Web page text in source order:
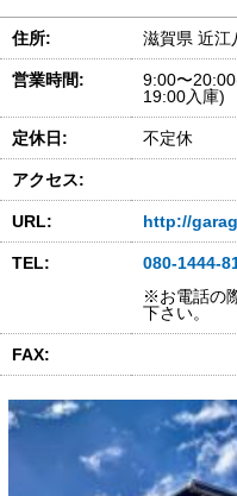
住所: 滋賀県 近江
営業時間:
9:00〜
19:00入庫)
定休日: 不定休
アクセス:
URL: http://
TEL:
080-1444-
※お電話の
下さい。
FAX: